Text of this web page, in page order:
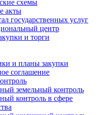
схемы
акты
государственных услуг
центр
и торги
и планы закупки
соглашение
земельный контроль
контроль в сфере